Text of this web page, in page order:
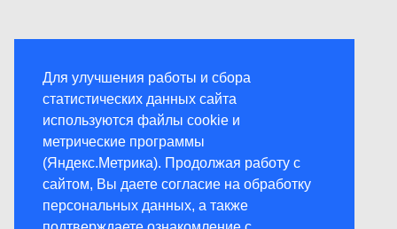
Для улучшения работы и сбора
статистических данных сайта
используются файлы cookie и
метрические программы
(Яндекс.Метрика). Продолжая работу с
сайтом, Вы даете согласие на обработку
персональных данных, а также